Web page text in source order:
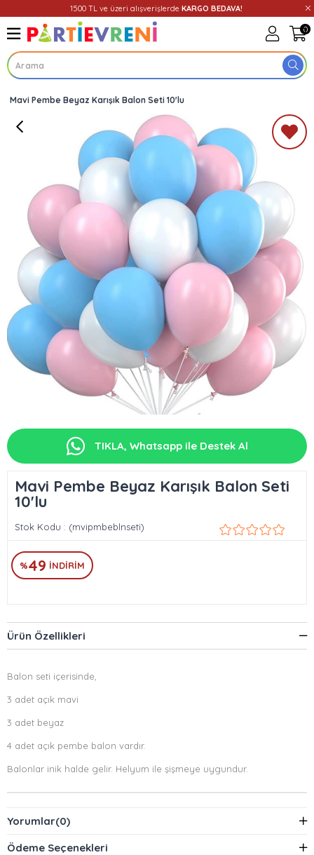
1500 TL ve üzeri alışverişlerde KARGO BEDAVA!
0
Üye Girişi Üye Ol
Mavi Pembe Beyaz Karışık Balon Seti 10'lu
TIKLA, Whatsapp ile Destek Al
Mavi Pembe Beyaz Karışık Balon Seti
10'lu
Stok Kodu (mvipmbeblnseti)
%49 İNDIRIM
Ürün Özellikleri
Balon seti içerisinde,
3 adet açık mavi
3 adet beyaz
4 adet açık pembe balon vardır.
Balonlar inik halde gelir. Helyum ile şişmeye uygundur.
Yorumlar(0)
Ödeme Seçenekleri